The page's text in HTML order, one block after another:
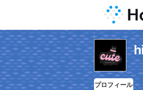
プロフィール